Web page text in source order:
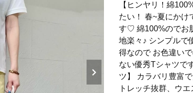
【ヒンヤリ！綿
たい！ 春~夏にかけ
す♡ 綿100%のでお
地楽々♪ シンプルで
得なので お色違い
ない優秀Tシャツで
ツ】 カラバリ豊富
トレッチ抜群、ウ